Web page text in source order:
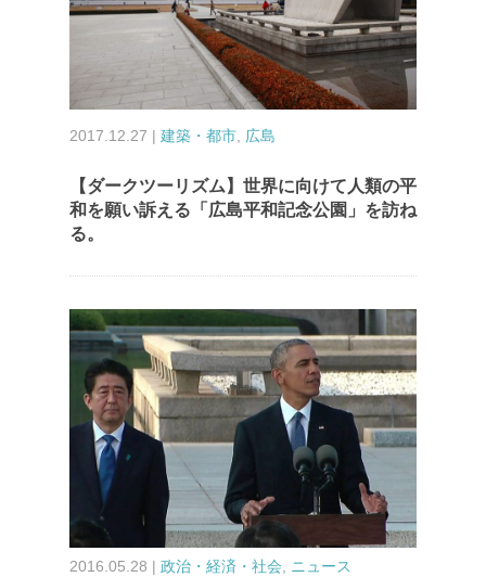
2017.12.27 | 建築・都市 広島
【ダークツーリズム】世界に向けて人類の平
和を願い訴える「広島平和記念公園」を訪ね
る。
2016.05.28 | 政治・経済・社会 ニュース